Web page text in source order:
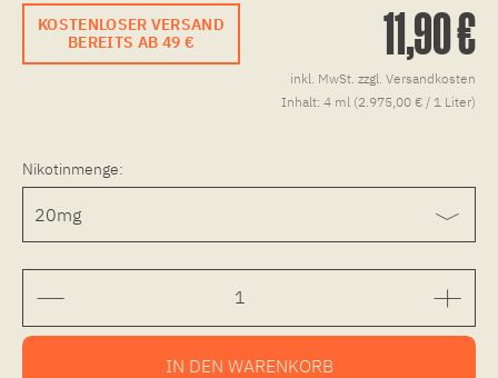
KOSTENLOSER VERSAND
BEREITS AB 49 €
11,90 €
inkl. MwSt. zzgl. Versandkosten
Inhalt: 4 ml (2.975,00 € / 1 Liter)
Nikotinmenge:
IN DEN WARENKORB